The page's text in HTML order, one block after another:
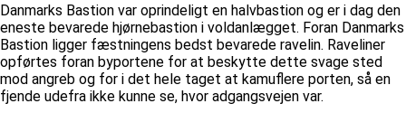
Danmarks Bastion var oprindeligt en halvbastion og er i dag den
eneste bevarede hjørnebastion i voldanlægget. Foran Danmarks
Bastion ligger fæstningens bedst bevarede ravelin. Raveliner
opførtes foran byportene for at beskytte dette svage sted
mod angreb og for i det hele taget at kamuflere porten, så en
fjende udefra ikke kunne se, hvor adgangsvejen var.